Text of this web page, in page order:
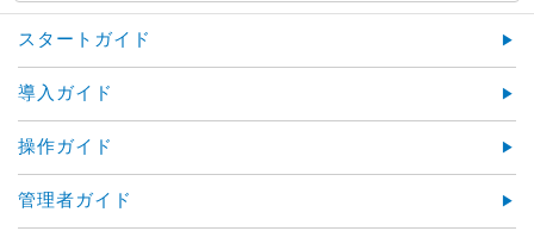
スタートガイド
導入ガイド
操作ガイド
管理者ガイド